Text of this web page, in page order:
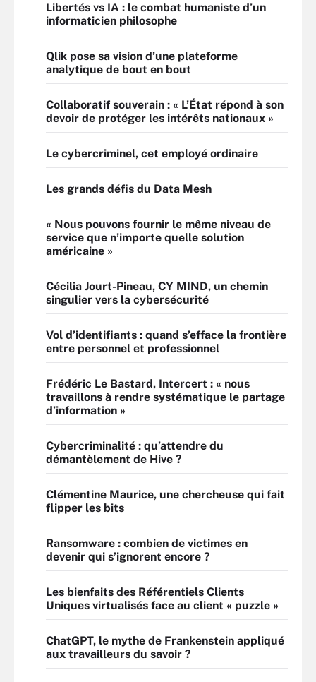
Libertés vs IA : le combat humaniste d’un
informaticien philosophe
Qlik pose sa vision d’une plateforme
analytique de bout en bout
Collaboratif souverain : « L’État répond à son
devoir de protéger les intérêts nationaux »
Le cybercriminel, cet employé ordinaire
Les grands défis du Data Mesh
« Nous pouvons fournir le même niveau de
service que n’importe quelle solution
américaine »
Cécilia Jourt-Pineau, CY MIND, un chemin
singulier vers la cybersécurité
Vol d’identifiants : quand s’efface la frontière
entre personnel et professionnel
Frédéric Le Bastard, Intercert : « nous
travaillons à rendre systématique le partage
d’information »
Cybercriminalité : qu’attendre du
démantèlement de Hive ?
Clémentine Maurice, une chercheuse qui fait
flipper les bits
Ransomware : combien de victimes en
devenir qui s’ignorent encore ?
Les bienfaits des Référentiels Clients
Uniques virtualisés face au client « puzzle »
ChatGPT, le mythe de Frankenstein appliqué
aux travailleurs du savoir ?